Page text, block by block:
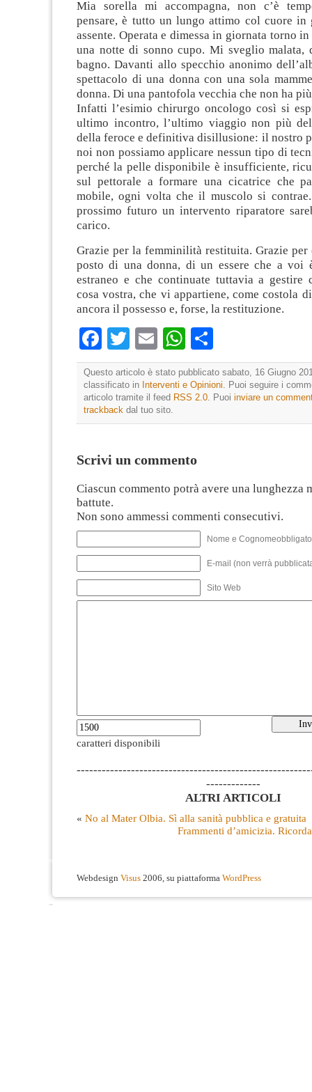
Mia sorella mi accompagna, non c’è
pensare, è tutto un lungo attimo col cuore in
assente. Operata e dimessa in giornata torno
una notte di sonno cupo. Mi sveglio malata,
bagno. Davanti allo specchio anonimo
spettacolo di una donna con una sola
donna. Di una pantofola vecchia che non ha
Infatti l’esimio chirurgo oncologo così si
ultimo incontro, l’ultimo viaggio non più
della feroce e definitiva disillusione: il nostro
noi non possiamo applicare nessun tipo di
perché la pelle disponibile è insufficiente,
sul pettorale a formare una cicatrice che
mobile, ogni volta che il muscolo si
prossimo futuro un intervento riparatore
carico.
Grazie per la femminilità restituita. Grazie per
posto di una donna, di un essere che a voi
estraneo e che continuate tuttavia a gestire
cosa vostra, che vi appartiene, come costola
ancora il possesso e, forse, la restituzione.
Facebook
TwitterEmailWhatsApp
Questo articolo è stato pubblicato sabato, 16 Giugno
classificato in Interventi e Opinioni. Puoi seguire i
articolo tramite il feed RSS 2.0. Puoi inviare un
trackback dal tuo sito.
Scrivi un commento
Ciascun commento potrà avere una lunghezza
battute.
Non sono ammessi commenti consecutivi.
Nome e
E-mail (non verrà
Sito Web
caratteri disponibili
-------------
ALTRI ARTICOLI
« No al Mater Olbia. Sì alla sanità pubblica e gratuita
Frammenti d’amicizia.
Webdesign Visus 2006, su piattaforma WordPress